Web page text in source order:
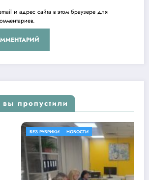
и адрес сайта в этом браузере для
пропустили